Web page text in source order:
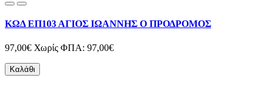
ΚΩΔ ΕΠ103 ΑΓΙΟΣ ΙΩΑΝΝΗΣ Ο ΠΡΟΔΡΟΜΟΣ
97,00€ Χωρίς ΦΠΑ: 97,00€
Καλάθι